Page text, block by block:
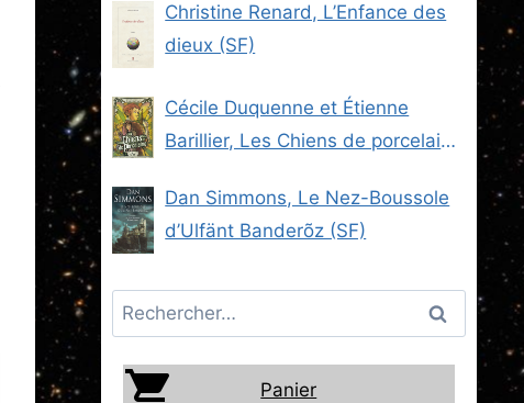
Christine Renard, L’Enfance des
dieux (SF)
Cécile Duquenne et Étienne
Barillier, Les Chiens de porcelaine
Dan Simmons, Le Nez-Boussole
d’Ulfänt Banderõz (SF)
Rechercher :
Panier